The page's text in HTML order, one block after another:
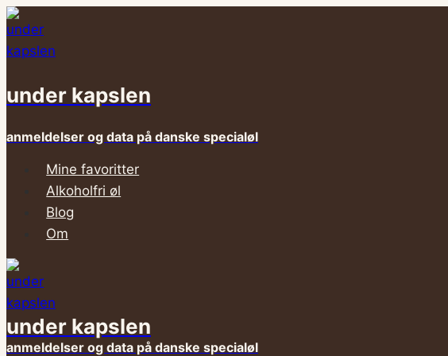
Fortsæt
til
indhold
under kapslen
anmeldelser og data på danske specialøl
Mine favoritter
Alkoholfri øl
Blog
Om
under kapslen
anmeldelser og data på danske specialøl